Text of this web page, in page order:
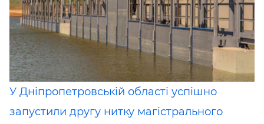
У Дніпропетровській області успішно
запустили другу нитку магістрального